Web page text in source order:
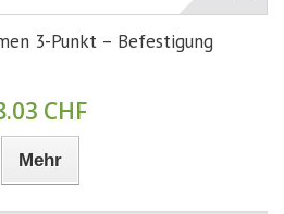
3-Punkt – Befestigung
CHF
Mehr